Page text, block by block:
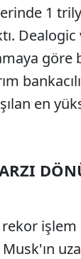
1
göre
en
rekor